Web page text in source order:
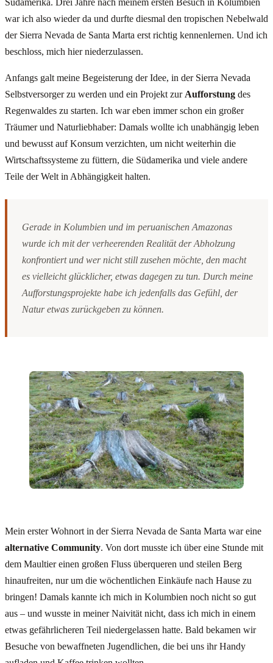
war ich also wieder da und durfte diesmal den tropischen Nebelwald
der Sierra Nevada de Santa Marta erst richtig kennenlernen. Und ich
beschloss, mich hier niederzulassen.
Anfangs galt meine Begeisterung der Idee, in der Sierra Nevada
Selbstversorger zu werden und ein Projekt zur Aufforstung des
Regenwaldes zu starten. Ich war eben immer schon ein großer
Träumer und Naturliebhaber: Damals wollte ich unabhängig leben
und bewusst auf Konsum verzichten, um nicht weiterhin die
Wirtschaftssysteme zu füttern, die Südamerika und viele andere
Teile der Welt in Abhängigkeit halten.
Gerade in Kolumbien und im peruanischen Amazonas
wurde ich mit der verheerenden Realität der Abholzung
konfrontiert und wer nicht still zusehen möchte, den macht
es vielleicht glücklicher, etwas dagegen zu tun. Durch meine
Aufforstungsprojekte habe ich jedenfalls das Gefühl, der
Natur etwas zurückgeben zu können.
Mein erster Wohnort in der Sierra Nevada de Santa Marta war eine
alternative Community. Von dort musste ich über eine Stunde mit
dem Maultier einen großen Fluss überqueren und steilen Berg
hinaufreiten, nur um die wöchentlichen Einkäufe nach Hause zu
bringen! Damals kannte ich mich in Kolumbien noch nicht so gut
aus – und wusste in meiner Naivität nicht, dass ich mich in einem
etwas gefährlicheren Teil niedergelassen hatte. Bald bekamen wir
Besuche von bewaffneten Jugendlichen, die bei uns ihr Handy